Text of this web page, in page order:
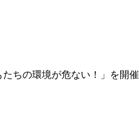
ちの環境が危ない！」を開催